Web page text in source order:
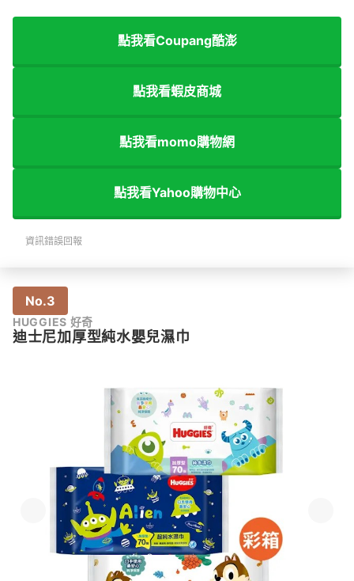
點我看Coupang酷澎
點我看蝦皮商城
點我看momo購物網
點我看Yahoo購物中心
資訊錯誤回報
No.3
HUGGIES 好奇
迪士尼加厚型純水嬰兒濕巾